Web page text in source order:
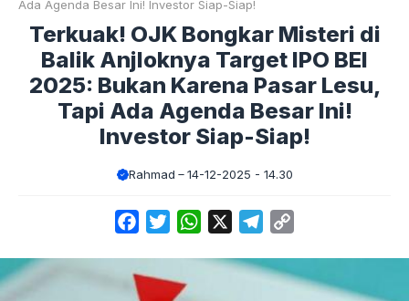
Ada Agenda Besar Ini! Investor Siap-Siap!
Terkuak! OJK Bongkar Misteri di
Balik Anjloknya Target IPO BEI
2025: Bukan Karena Pasar Lesu,
Tapi Ada Agenda Besar Ini!
Investor Siap-Siap!
Rahmad 14-12-2025 - 14.30
FacebookTwitterWhatsApp Telegram